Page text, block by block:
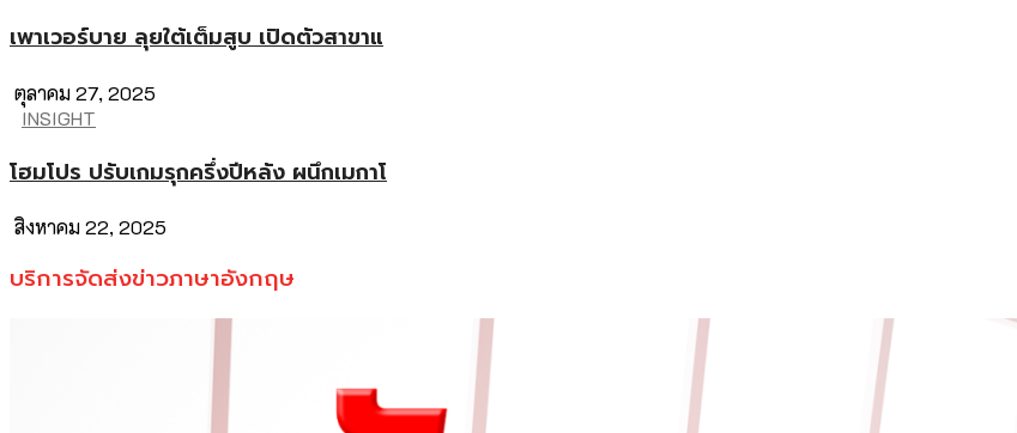
เพาเวอร์บาย ลุยใต้เต็มสูบ เปิดตัวสาขาแ
ตุลาคม 27, 2025
INSIGHT
โฮมโปร ปรับเกมรุกครึ่งปีหลัง ผนึกเมกาโ
สิงหาคม 22, 2025
บริการจัดส่งข่าวภาษาอังกฤษ